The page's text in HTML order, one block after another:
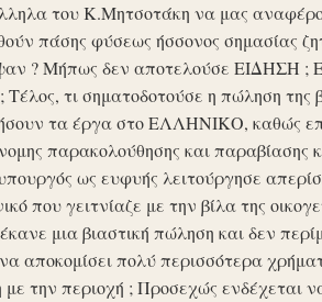
του Κ.Μητσοτάκη να μας
πάσης φύσεως ήσσονος σημασίας
? Μήπως δεν αποτελούσε ΕΙΔΗΣΗ ;
; Τέλος, τι σηματοδοτούσε η πώληση
τα έργα στο ΕΛΛΗΝΙΚΟ, καθώς
παρακολούθησης και
ως ευφυής λειτούργησε
που γειτνίαζε με την βίλα της
μια βιαστική πώληση και δεν
αποκομίσει πολύ περισσότερα
με την περιοχή ; Προσεχώς ενδέχεται